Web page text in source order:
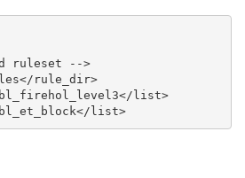
bl_et_block</list>